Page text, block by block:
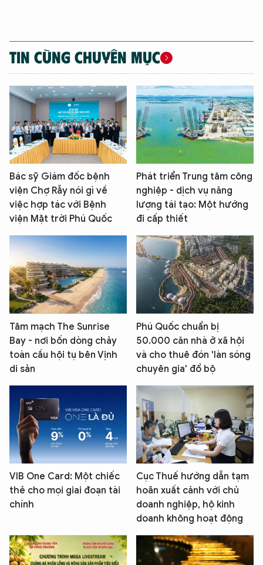
TIN CÙNG CHUYÊN MỤC
Bác sỹ Giám đốc bệnh
viện Chợ Rẫy nói gì về
việc hợp tác với Bệnh
viện Mặt trời Phú Quốc
Phát triển Trung tâm công
nghiệp - dịch vụ năng
lượng tái tạo: Một hướng
đi cấp thiết
Tâm mạch The Sunrise
Bay - nơi bốn dòng chảy
toàn cầu hội tụ bên Vịnh
di sản
Phú Quốc chuẩn bị
50.000 căn nhà ở xã hội
và cho thuê đón 'làn sóng
chuyên gia' đổ bộ
VIB One Card: Một chiếc
thẻ cho mọi giai đoạn tài
chính
Cục Thuế hướng dẫn tạm
hoãn xuất cảnh với chủ
doanh nghiệp, hộ kinh
doanh không hoạt động